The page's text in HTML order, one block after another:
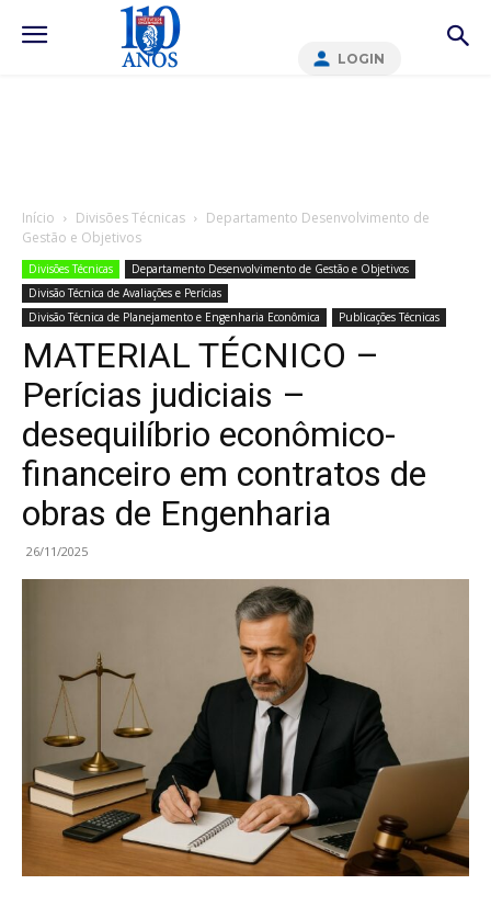
LOGIN
Início Divisões Técnicas
Departamento Desenvolvimento de
Gestão e Objetivos
Divisões Técnicas
Departamento Desenvolvimento de Gestão e Objetivos
Divisão Técnica de Avaliações e Perícias
Divisão Técnica de Planejamento e Engenharia Econômica
Publicações Técnicas
MATERIAL TÉCNICO –
Perícias judiciais –
desequilíbrio econômico-
financeiro em contratos de
obras de Engenharia
26/11/2025